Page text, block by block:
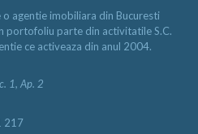
agentie imobiliara din Bucuresti
portofoliu parte din activitatile S.C.
ce activeaza din anul 2004.
1, Ap. 2
217